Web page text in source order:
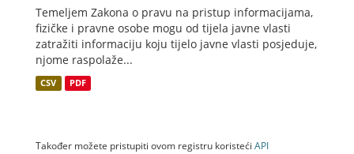
Temeljem Zakona o pravu na pristup informacijama,
fizičke i pravne osobe mogu od tijela javne vlasti
zatražiti informaciju koju tijelo javne vlasti posjeduje,
njome raspolaže...
CSV PDF
Također možete pristupiti ovom registru koristeći API